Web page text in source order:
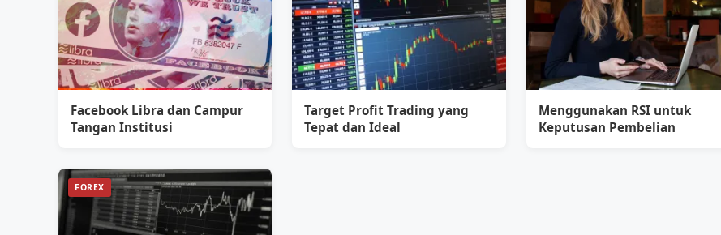
Facebook Libra dan Campur
Tangan Institusi
Target Profit Trading yang
Tepat dan Ideal
Menggunakan RSI untuk
Keputusan Pembelian
FOREX